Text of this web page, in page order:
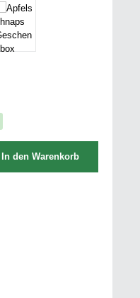
In den Warenkorb